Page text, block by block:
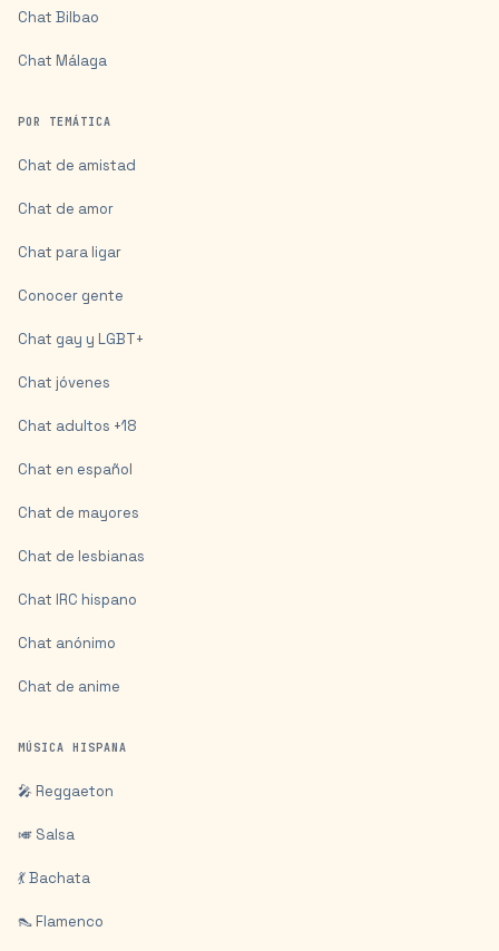
Chat Bilbao
Chat Málaga
POR TEMÁTICA
Chat de amistad
Chat de amor
Chat para ligar
Conocer gente
Chat gay y LGBT+
Chat jóvenes
Chat adultos +18
Chat en español
Chat de mayores
Chat de lesbianas
Chat IRC hispano
Chat anónimo
Chat de anime
MÚSICA HISPANA
🎤 Reggaeton
🎺 Salsa
💃 Bachata
👠 Flamenco